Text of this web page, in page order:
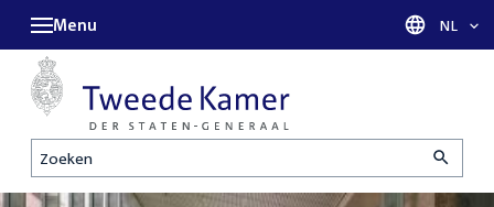
Zoeken
Menu Taal
NL